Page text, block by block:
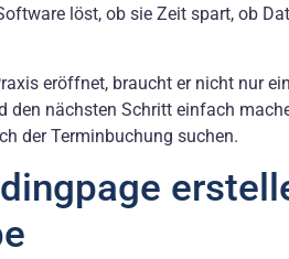
löst, ob sie Zeit spart, ob
eröffnet, braucht er nicht nur
den nächsten Schritt einfach
der Terminbuchung suchen.